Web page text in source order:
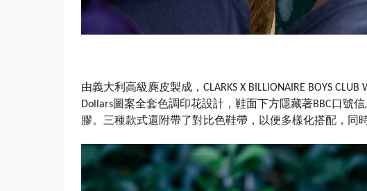
由義大利高級麂皮製成， CLARKS X BILLIONAIRE BOYS CLUB
Dollars圖案全套色調印花設計，鞋面下方隱藏著BBC口號
膠。 三種款式還附帶了對比色鞋帶，以便多樣化搭配， 同